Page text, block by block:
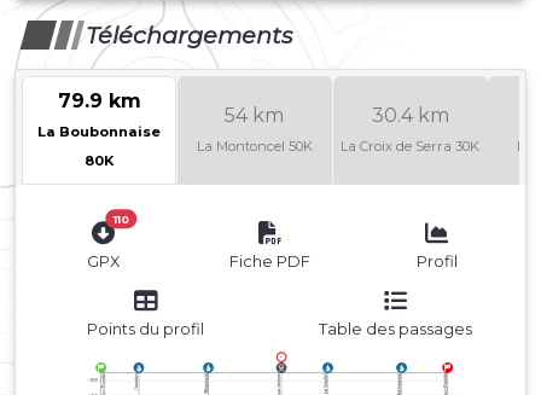
Téléchargements
79.9 km
La Boubonnaise
80K
54 km
La Montoncel 50K
30.4 km
La Croix de Serra 30K Le
110
GPX Fiche PDF Profil
Points du profil Table des passages